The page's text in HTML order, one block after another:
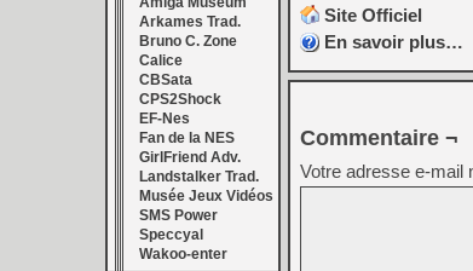
Arkames Trad.
Bruno C. Zone
Calice
CBSata
CPS2Shock
EF-Nes
Fan de la NES
GirlFriend Adv.
Landstalker Trad.
Musée Jeux Vidéos
SMS Power
Speccyal
Wakoo-enter
Site Officiel
En savoir plus…
Commentaire ¬
Votre adresse e-mail